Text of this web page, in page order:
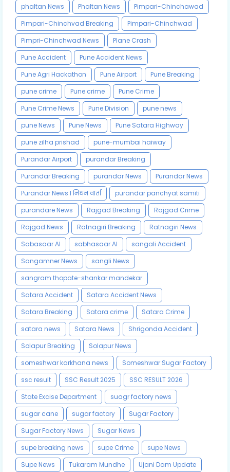
phaltan News
Phaltan News
Pimpari-Chinchawad
Pimpari-Chinchvad Breaking
Pimpari-Chinchwad
Pimpri-Chinchwad News
Plane Crash
Pune Accident
Pune Accident News
Pune Agri Hackathon
Pune Airport
Pune Breaking
pune crime
Pune crime
Pune Crime
Pune Crime News
Pune Division
pune news
pune News
Pune News
Pune Satara Highway
pune zilha prishad
pune-mumbai haiway
Purandar Airport
purandar Breaking
Purandar Breaking
purandar News
Purandar News
Purandar News l निधन वार्ता
purandar panchyat samiti
purandare News
Rajgad Breaking
Rajgad Crime
Rajgad News
Ratnagiri Breaking
Ratnagiri News
Sabasaar AI
sabhasaar AI
sangali Accident
Sangamner News
sangli News
sangram thopate-shankar mandekar
Satara Accident
Satara Accident News
Satara Breaking
Satara crime
Satara Crime
satara news
Satara News
Shrigonda Accident
Solapur Breaking
Solapur News
someshwar karkhana news
Someshwar Sugar Factory
ssc result
SSC Result 2025
SSC RESULT 2026
State Excise Department
suagr factory news
sugar cane
sugar factory
Sugar Factory
Sugar Factory News
Sugar News
supe breaking news
supe Crime
supe News
Supe News
Tukaram Mundhe Ujani Dam Update